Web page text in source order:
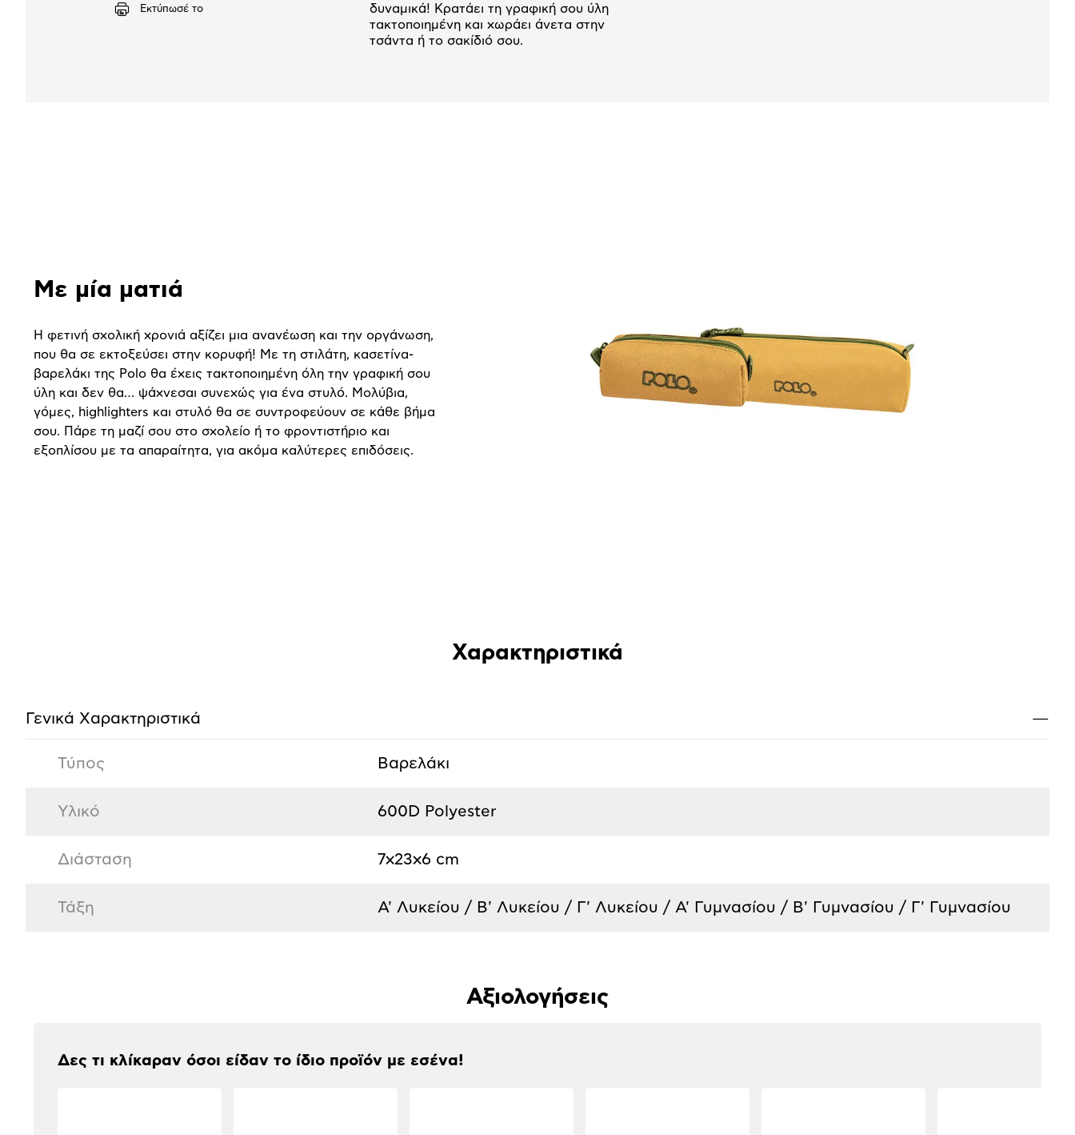
Εκτύπωσέ το
δυναμικά! Κρατάει τη γραφική σου ύλη
τακτοποιημένη και χωράει άνετα στην
τσάντα ή το σακίδιό σου.
Με μία ματιά
Η φετινή σχολική χρονιά αξίζει μια ανανέωση και την οργάνωση,
που θα σε εκτοξεύσει στην κορυφή! Με τη στιλάτη, κασετίνα-
βαρελάκι της Polo θα έχεις τακτοποιημένη όλη την γραφική σου
ύλη και δεν θα… ψάχνεσαι συνεχώς για ένα στυλό. Μολύβια,
γόμες, highlighters και στυλό θα σε συντροφεύουν σε κάθε βήμα
σου. Πάρε τη μαζί σου στο σχολείο ή το φροντιστήριο και
εξοπλίσου με τα απαραίτητα, για ακόμα καλύτερες επιδόσεις.
Χαρακτηριστικά
Γενικά Xαρακτηριστικά —
Τύπος Βαρελάκι
Υλικό 600D Polyester
Διάσταση 7x23x6 cm
Τάξη Α' Λυκείου / Β' Λυκείου / Γ' Λυκείου / Α' Γυμνασίου / Β' Γυμνασίου / Γ' Γυμνασίου
Αξιολογήσεις
Δες τι κλίκαραν όσοι είδαν το ίδιο προϊόν με εσένα!